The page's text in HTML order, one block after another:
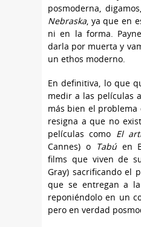
posmoderna,
Nebraska , ya que en
ni en la forma.
darla por muerta y
un ethos moderno.
En definitiva, lo que
medir a las películas
más bien el problema
resigna a que no
películas como El
Cannes) o Tabúen
films que viven de
Gray) sacrificando el
que se entregan a
reponiéndolo en un
pero en verdad